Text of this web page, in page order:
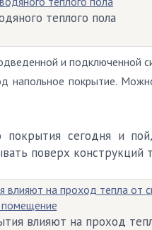
теплого пола
и подключенной
напольное покрытие.
сегодня и
поверх конструкций
влияют на проход